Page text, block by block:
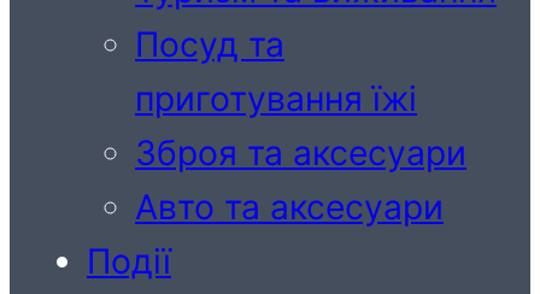
Посуд та
приготування їжі
Зброя та аксесуари
Авто та аксесуари
Події